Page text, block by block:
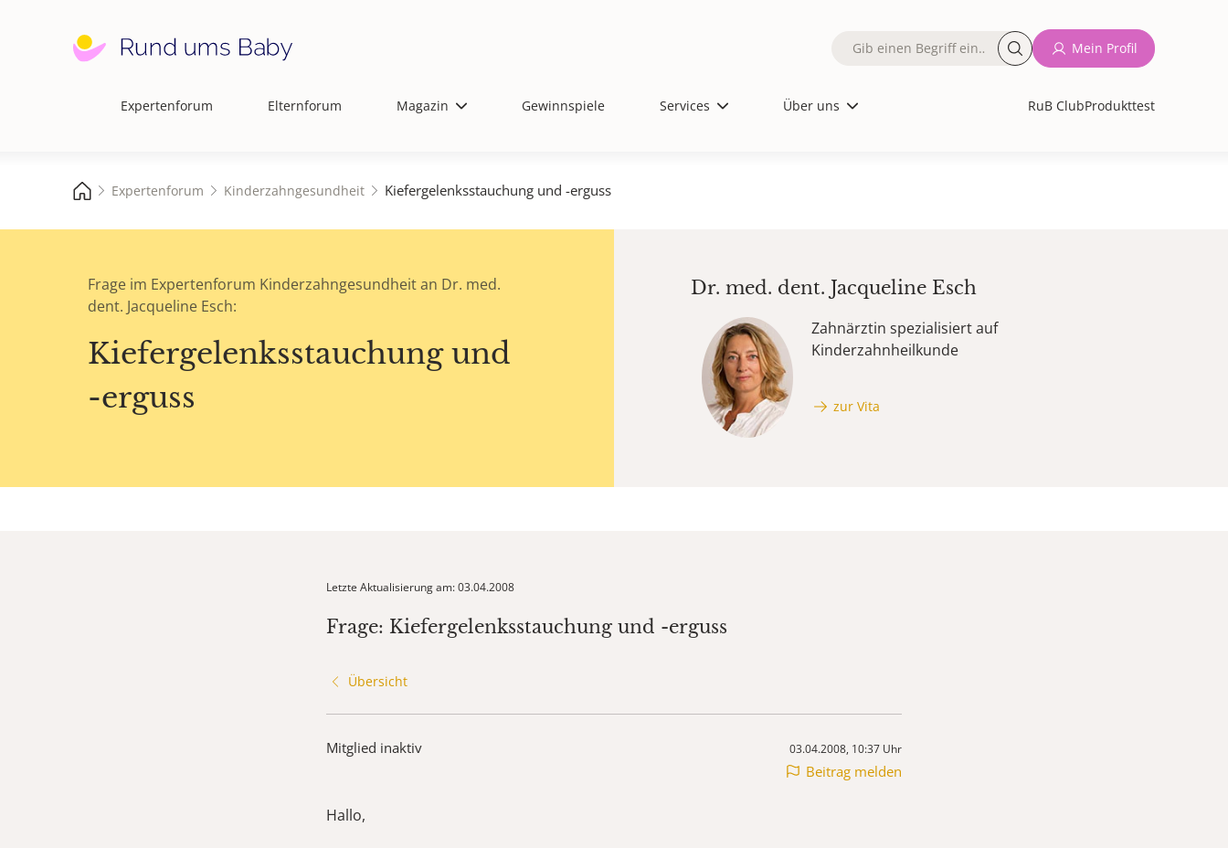
Hauptnavigation
Expertenforum Elternforum Magazin Gewinnspiele Services Über uns RuB ClubProdukttest
Fulltext
Mein Profil
Expertenforum Kinderzahngesundheit Kiefergelenksstauchung und -erguss
Frage im Expertenforum Kinderzahngesundheit an Dr. med.
dent. Jacqueline Esch:
Kiefergelenksstauchung und
-erguss
Dr. med. dent. Jacqueline Esch
Zahnärztin spezialisiert auf
Kinderzahnheilkunde
zur Vita
Letzte Aktualisierung am: 03.04.2008
Frage: Kiefergelenksstauchung und -erguss
Übersicht
Mitglied inaktiv 03.04.2008, 10:37 Uhr
Beitrag melden
Hallo,